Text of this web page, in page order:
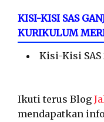
KISI-KISI SAS
KURIKULUM
Kisi-Kisi SAS
Ikuti terus Blog
mendapatkan